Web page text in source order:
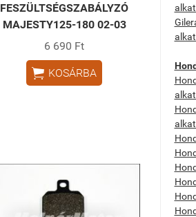
FESZÜLTSÉGSZABÁLYZÓ
MAJESTY125-180 02-03
6 690 Ft
 KOSÁRBA